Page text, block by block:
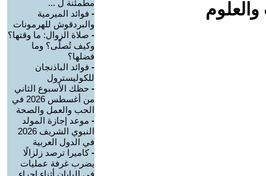
مطمئنة ل ...
- فوائد الميرمية
والبردقوش للهرمونات
- صلاة الزوال: ما وقتها؟
وكيف تُصلّى؟ وما
فضلها؟
- فوائد الباذنجان
للكوليسترول
- حظك الأسبوع الثاني
من أغسطس 2026 في
الحب والعمل والصحة
- موعد إجازة المولد
النبوي الشريف 2026
في الدول العربية
-كاميرا ترصد زلزالًا
يضرب غرفة عمليات
في اليابان أثناء إجراء ...